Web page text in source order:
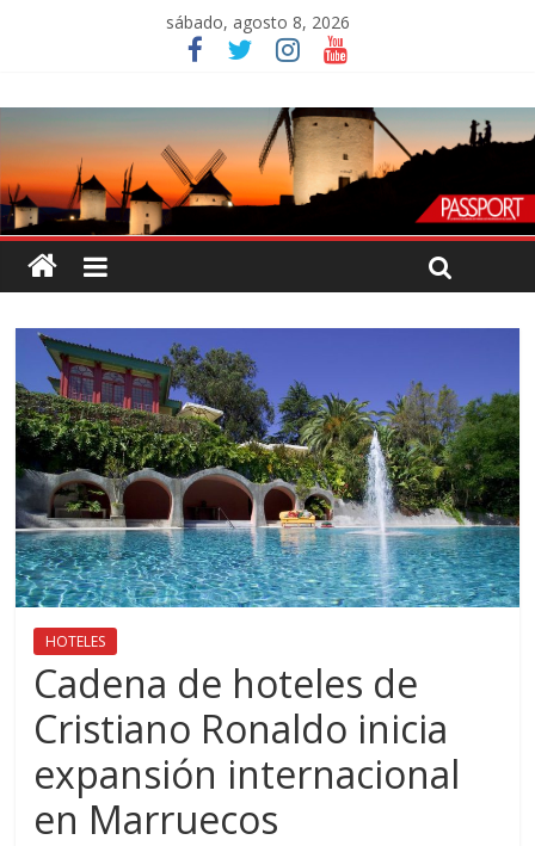
sábado, agosto 8, 2026
HOTELES
Cadena de hoteles de
Cristiano Ronaldo inicia
expansión internacional
en Marruecos